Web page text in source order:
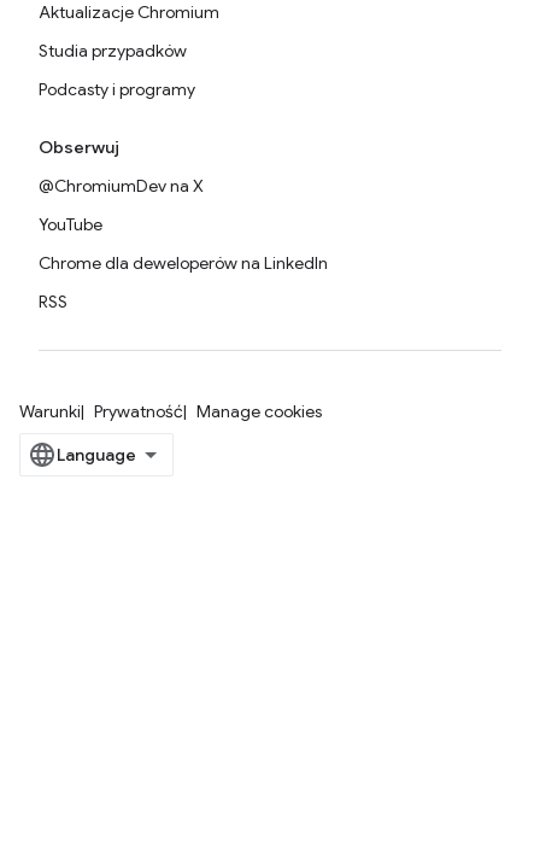
Aktualizacje Chromium
Studia przypadków
Podcasty i programy
Obserwuj
@ChromiumDev na X
YouTube
Chrome dla deweloperów na LinkedIn
RSS
Warunki Prywatność Manage cookies